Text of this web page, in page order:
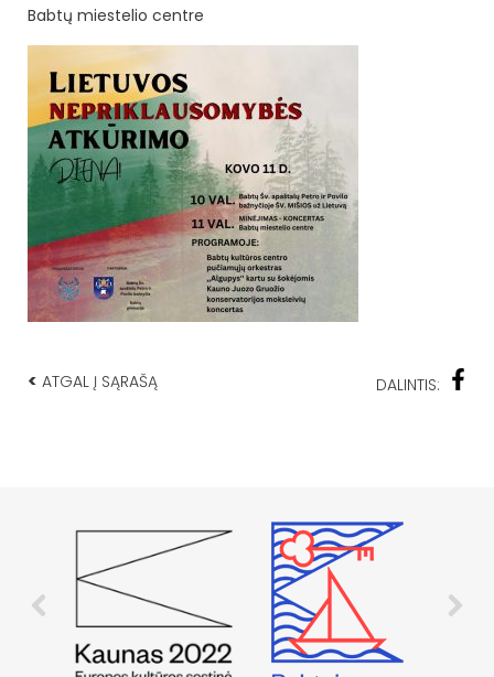
Babtų miestelio centre
< ATGAL Į SĄRAŠĄ DALINTIS: